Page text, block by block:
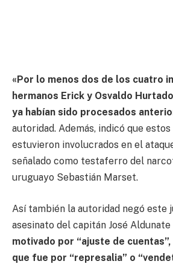
«Por lo menos dos de los cuatro
hermanos Erick y Osvaldo
ya habían sido procesados
autoridad. Además, indicó que
estuvieron involucrados en el
señalado como testaferro del
uruguayo Sebastián Marset.
Así también la autoridad negó este
asesinato del capitán José Aldunate
motivado por “ajuste de
que fue por “represalia” o